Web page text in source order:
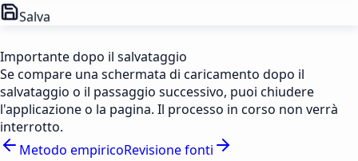
Salva
Importante dopo il salvataggio
Se compare una schermata di caricamento dopo il
salvataggio o il passaggio successivo, puoi chiudere
l'applicazione o la pagina. Il processo in corso non verrà
interrotto.
Metodo empiricoRevisione fonti